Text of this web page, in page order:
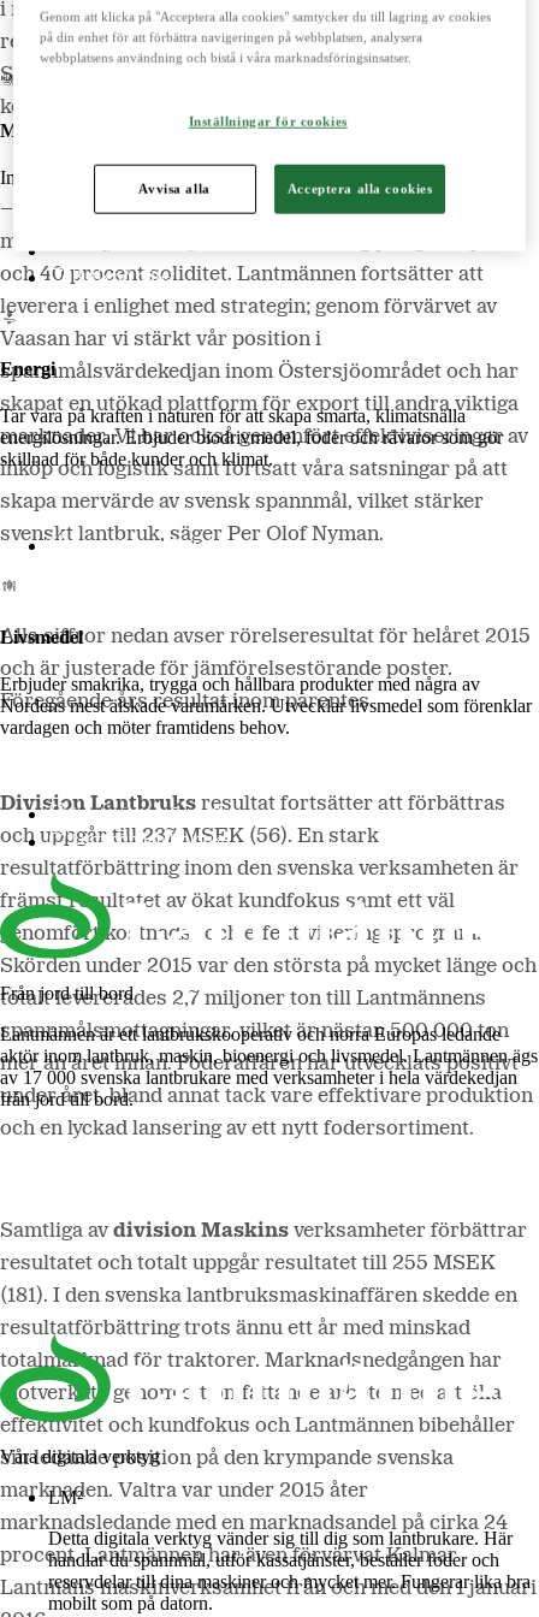
LM2
Odla
Maskiner
Importerar, marknadsför, säljer och underhåller lantbruksmaskiner.
Lantmännen Maskin
Begagnatbörsen
Butik på nätet
Energi
Tar vara på kraften i naturen för att skapa smarta, klimatsnälla
energilösningar. Erbjuder biodrivmedel, foder och råvaror som gör
skillnad för både kunder och klimat.
Lantmännen Biorefineries
Livsmedel
Erbjuder smakrika, trygga och hållbara produkter med några av
Nordens mest älskade varumärken. Utvecklar livsmedel som förenklar
vardagen och möter framtidens behov.
Lantmännen Cerealia
Lantmännen Unibake
Från jord till bord
Lantmännen är ett lantbrukskooperativ och norra Europas ledande
aktör inom lantbruk, maskin, bioenergi och livsmedel. Lantmännen ägs
av 17 000 svenska lantbrukare med verksamheter i hela värdekedjan
från jord till bord.
Våra digitala verktyg
LM²
Detta digitala verktyg vänder sig till dig som lantbrukare. Här
handlar du spannmål, utför kassatjänster, beställer foder och
reservdelar till dina maskiner och mycket mer. Fungerar lika bra
mobilt som på datorn.
i nivå med förra året då vi redovisade stora
resultateffekter från bland annat börsnoteringen av
Scandi Standard, säger Per Olof Nyman, vd och
koncernchef, Lantmännen.
– Vi har under året uppnått våra långsiktiga
målsättningar om 8 procent avkastning på eget kapital
och 40 procent soliditet. Lantmännen fortsätter att
leverera i enlighet med strategin; genom förvärvet av
Vaasan har vi stärkt vår position i
spannmålsvärdekedjan inom Östersjöområdet och har
skapat en utökad plattform för export till andra viktiga
marknader. Vi har också genomfört effektiviseringar av
inköp och logistik samt fortsatt våra satsningar på att
skapa mervärde av svensk spannmål, vilket stärker
svenskt lantbruk, säger Per Olof Nyman.
Alla siffror nedan avser rörelseresultat för helåret 2015
och är justerade för jämförelsestörande poster.
Föregående års resultat inom parentes.
Division Lantbruks resultat fortsätter att förbättras
och uppgår till 237 MSEK (56). En stark
resultatförbättring inom den svenska verksamheten är
främst resultatet av ökat kundfokus samt ett väl
genomfört kostnads- och effektiviseringsprogram.
Skörden under 2015 var den största på mycket länge och
totalt levererades 2,7 miljoner ton till Lantmännens
spannmålsmottagningar, vilket är nästan 500 000 ton
mer än året innan. Foderaffären har utvecklats positivt
under året, bland annat tack vare effektivare produktion
och en lyckad lansering av ett nytt fodersortiment.
Samtliga av division Maskins verksamheter förbättrar
resultatet och totalt uppgår resultatet till 255 MSEK
(181). I den svenska lantbruksmaskinaffären skedde en
resultatförbättring trots ännu ett år med minskad
totalmarknad för traktorer. Marknadsnedgången har
motverkats genom ett omfattande arbete med att öka
effektivitet och kundfokus och Lantmännen bibehåller
sin ledande position på den krympande svenska
marknaden. Valtra var under 2015 åter
marknadsledande med en marknadsandel på cirka 24
procent. Lantmännen har även förvärvat Kalmar
Lantmäns maskinverksamhet från och med den 1 januari
Genom att klicka på "Acceptera alla cookies" samtycker du till lagring av cookies
på din enhet för att förbättra navigeringen på webbplatsen, analysera
webbplatsens användning och bistå i våra marknadsföringsinsatser.
Inställningar för cookies
Avvisa alla Acceptera alla cookies